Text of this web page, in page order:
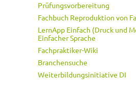
Prüfungsvorbereitung
Fachbuch Reproduktion von
LernApp Einfach (Druck und
Einfacher Sprache
Fachpraktiker-Wiki
Branchensuche
Weiterbildungsinitiative DI